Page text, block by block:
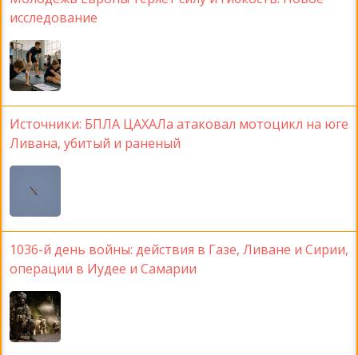
исследование
Источники: БПЛА ЦАХАЛа атаковал мотоцикл на юге
Ливана, убитый и раненый
1036-й день войны: действия в Газе, Ливане и Сирии,
операции в Иудее и Самарии